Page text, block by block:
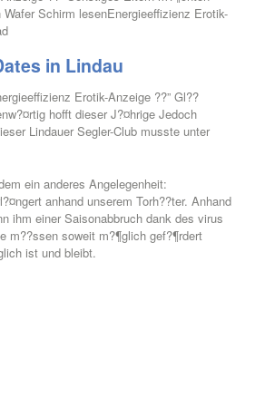
Schirm lesenEnergieeffizienz Erotik-
in Lindau
Erotik-Anzeige ??” Gl??
hofft dieser J?¤hrige Jedoch
Lindauer Segler-Club musste unter
ein anderes Angelegenheit:
anhand unserem Torh??ter. Anhand
ihm einer Saisonabbruch dank des virus
m??ssen soweit m?¶glich gef?¶rdert
ist und bleibt.